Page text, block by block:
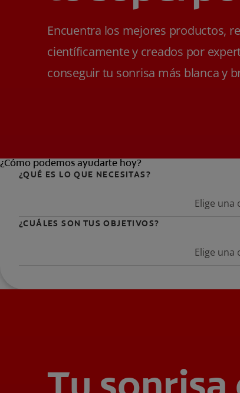
Encuentra los mejores productos,
científicamente y creados por
conseguir tu sonrisa más blanca y
¿Cómo podemos ayudarte hoy?
¿QUÉ ES LO QUE NECESITAS?
Elige una
¿CUÁLES SON TUS OBJETIVOS?
Elige una